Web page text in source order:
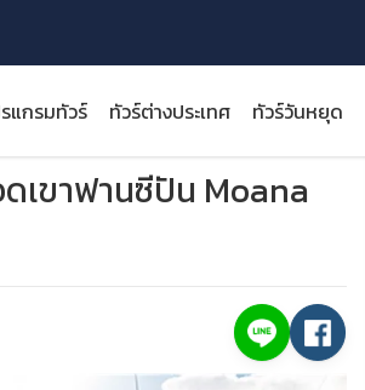
แกรมทัวร์ ทัวร์ต่างประเทศ ทัวร์วันหยุด
เขาฟานซีปัน Moana